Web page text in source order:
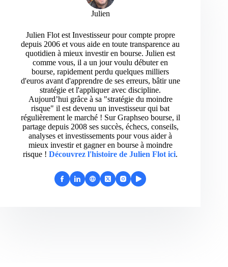
Julien
Julien Flot est Investisseur pour compte propre
depuis 2006 et vous aide en toute transparence au
quotidien à mieux investir en bourse. Julien est
comme vous, il a un jour voulu débuter en
bourse, rapidement perdu quelques milliers
d'euros avant d'apprendre de ses erreurs, bâtir une
stratégie et l'appliquer avec discipline.
Aujourd’hui grâce à sa "stratégie du moindre
risque" il est devenu un investisseur qui bat
régulièrement le marché ! Sur Graphseo bourse, il
partage depuis 2008 ses succès, échecs, conseils,
analyses et investissements pour vous aider à
mieux investir et gagner en bourse à moindre
risque ! Découvrez l'histoire de Julien Flot ici.